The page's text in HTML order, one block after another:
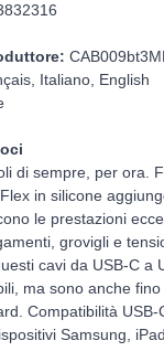
Italiano, English
di sempre, per ora.
in silicone
le prestazioni
grovigli e
cavi da USB-C a
ma sono anche
Compatibilità
Samsung,